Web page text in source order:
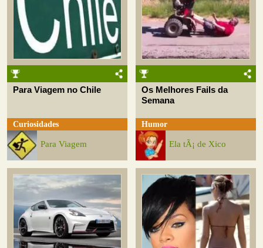
Para Viagem no Chile
Curiosidades
Para Viagem
Os Melhores Fails da
Semana
Humor
Ela tÃ¡ de Xico